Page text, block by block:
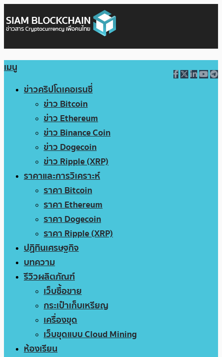
เมนู
ข่าวคริปโตเคอเรนซี่
ข่าว Bitcoin
ข่าว Ethereum
ข่าว Binance Coin
ข่าว Dogecoin
ข่าว Ripple (XRP)
ราคาและการวิเคราะห์
ราคา Bitcoin
ราคา Ethereum
ราคา Dogecoin
ราคา Ripple (XRP)
ปฏิทินเศรษฐกิจ
บทความ
รีวิวผลิตภัณฑ์
เว็บซื้อขาย
กระเป๋าเก็บเหรียญ
เครื่องขุด
เว็บขุดแบบ Cloud Mining
ห้องเรียน